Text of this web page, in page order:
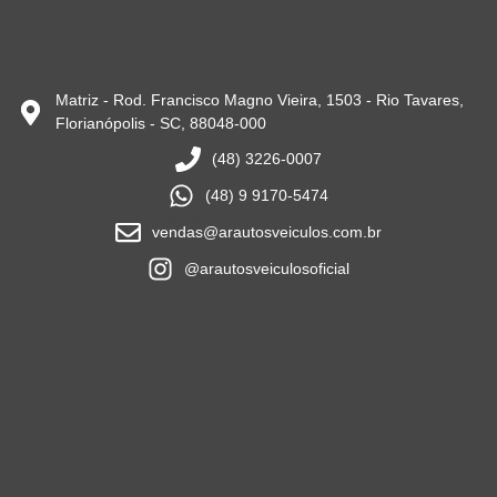
Matriz - Rod. Francisco Magno Vieira, 1503 - Rio Tavares,
Florianópolis - SC, 88048-000
(48) 3226-0007
(48) 9 9170-5474
vendas@arautosveiculos.com.br
@arautosveiculosoficial